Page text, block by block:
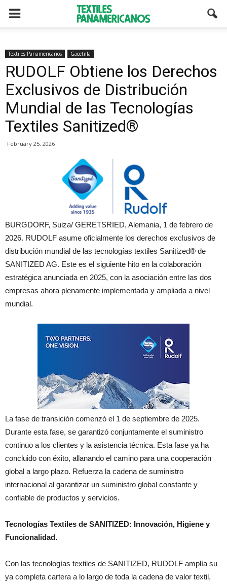
Textiles Panamericanos Gacetilla
RUDOLF Obtiene los Derechos
Exclusivos de Distribución
Mundial de las Tecnologías
Textiles Sanitized®
February 25, 2026
BURGDORF, Suiza/ GERETSRIED, Alemania, 1 de febrero de
2026. RUDOLF asume oficialmente los derechos exclusivos de
distribución mundial de las tecnologías textiles Sanitized® de
SANITIZED AG. Este es el siguiente hito en la colaboración
estratégica anunciada en 2025, con la asociación entre las dos
empresas ahora plenamente implementada y ampliada a nivel
mundial.
La fase de transición comenzó el 1 de septiembre de 2025.
Durante esta fase, se garantizó conjuntamente el suministro
continuo a los clientes y la asistencia técnica. Esta fase ya ha
concluido con éxito, allanando el camino para una cooperación
global a largo plazo. Refuerza la cadena de suministro
internacional al garantizar un suministro global constante y
confiable de productos y servicios.
Tecnologías Textiles de SANITIZED: Innovación, Higiene y
Funcionalidad.
Con las tecnologías textiles de SANITIZED, RUDOLF amplía su
ya completa cartera a lo largo de toda la cadena de valor textil,